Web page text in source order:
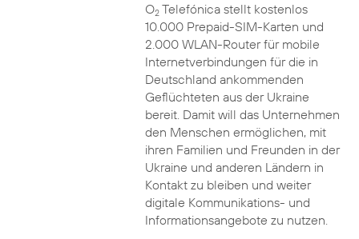
O2Telefónica stellt kostenlos
10.000 Prepaid-SIM-Karten und
2.000 WLAN-Router für mobile
Internetverbindungen für die in
Deutschland ankommenden
Geflüchteten aus der Ukraine
bereit. Damit will das Unternehmen
den Menschen ermöglichen, mit
ihren Familien und Freunden in der
Ukraine und anderen Ländern in
Kontakt zu bleiben und weiter
digitale Kommunikations- und
Informationsangebote zu nutzen.